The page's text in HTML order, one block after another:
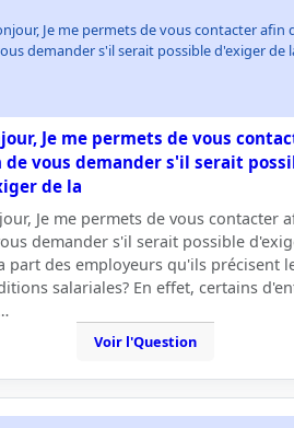
Je me permets de vous contacter afin
demander s'il serait possible d'exiger de
Je me permets de vous
de vous demander s'il serait
de la
Je me permets de vous contacter
demander s'il serait possible
part des employeurs qu'ils précisent
salariales? En effet, certains
Voir l'Question